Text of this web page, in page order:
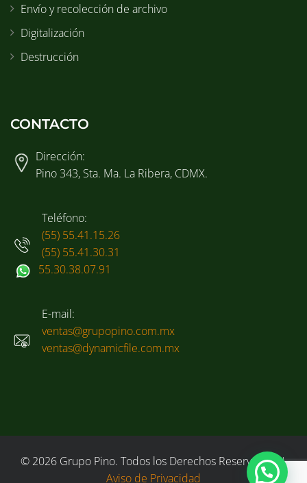
Envío y recolección de archivo
Digitalización
Destrucción
CONTACTO
Dirección:
Pino 343, Sta. Ma. La Ribera, CDMX.
Teléfono:
(55) 55.41.15.26
(55) 55.41.30.31
55.30.38.07.91
E-mail:
ventas@grupopino.com.mx
ventas@dynamicfile.com.mx
© 2026 Grupo Pino. Todos los Derechos Reservados. |
Aviso de Privacidad